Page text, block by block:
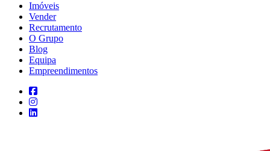
Imóveis
Vender
Recrutamento
O Grupo
Blog
Equipa
Empreendimentos